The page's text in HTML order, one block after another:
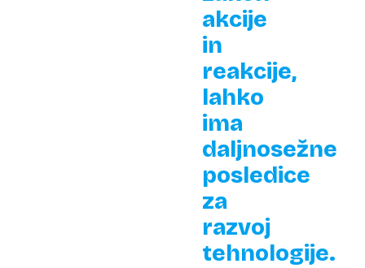
akcije
in
reakcije,
lahko
ima
daljnosežne
posledice
za
razvoj
tehnologije.